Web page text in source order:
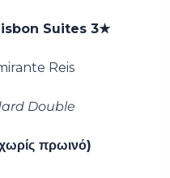
Suites 3★
Reis
Double
πρωινό)